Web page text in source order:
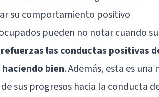
su comportamiento positivo
pueden no notar cuando
las conductas positivas
bien. Además, esta es
sus progresos hacia la conducta